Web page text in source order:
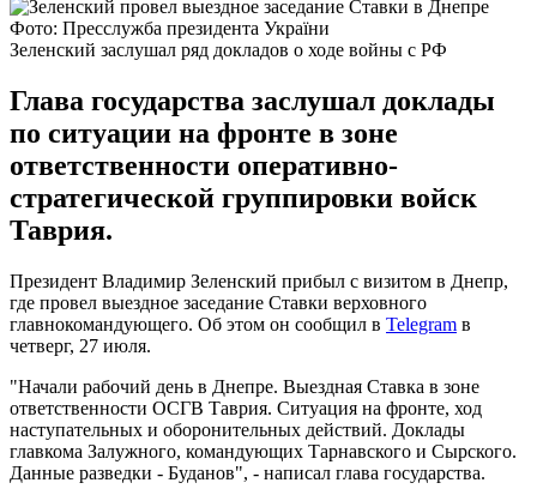
Фото: Пресслужба президента України
Зеленский заслушал ряд докладов о ходе войны с РФ
Глава государства заслушал доклады
по ситуации на фронте в зоне
ответственности оперативно-
стратегической группировки войск
Таврия.
Президент Владимир Зеленский прибыл с визитом в Днепр,
где провел выездное заседание Ставки верховного
главнокомандующего. Об этом он сообщил в Telegram в
четверг, 27 июля.
"Начали рабочий день в Днепре. Выездная Ставка в зоне
ответственности ОСГВ Таврия. Ситуация на фронте, ход
наступательных и оборонительных действий. Доклады
главкома Залужного, командующих Тарнавского и Сырского.
Данные разведки - Буданов", - написал глава государства.